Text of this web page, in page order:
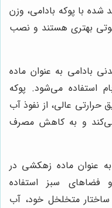
شده با پوکه بادامی، وزن
بهتری هستند و نصب
بادامی به عنوان ماده
استفاده می‌شود. پوکه
حرارتی عالی، از نفوذ آب
و به کاهش مصرف
عنوان ماده زهکشی در
فضاهای سبز استفاده
متخلخل خود، آب